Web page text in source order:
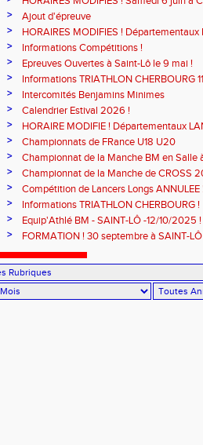
>
Ajout d'épreuve
>
HORAIRES MODIFIES !
SAINT-LÔ
>
Informations Compétitions !
>
Epreuves Ouvertes à Saint-Lô le 9 mai !
>
Informations TRIATHLON CHERBOURG
>
Intercomités Benjamins Minimes
>
Calendrier Estival 2026 !
>
HORAIRE MODIFIE ! Départementaux
Samedi 7 mars à SAINT-JAMES
>
Championnats de FRance U18 U20
>
Championnat de la Manche BM en Salle
MODIFIE !
>
Championnat de la Manche de CROSS
>
Compétition de Lancers Longs ANNULEE
>
Informations TRIATHLON CHERBOURG !
>
Equip'Athlé BM - SAINT-LÔ -12/10/2025 !
> FORMATION ! 30 septembre à SAINT-